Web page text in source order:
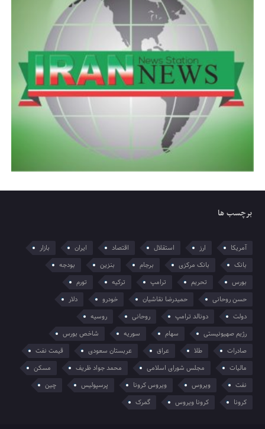
برچسب ها
آمریکا ارز استقلال اقتصاد ایران
بازار
بانک
بانک مرکزی برجام بنزین
بودجه
بورس
تحریم ترامپ ترکیه
تورم
حسن روحانی
حمیدرضا نقاشیان خودرو
دلار
دولت
دونالد ترامپ روحانی
روسیه
رژیم صهیونیستی
سهام سوریه
شاخص بورس
صادرات
طلا عراق عربستان سعودی
قیمت نفت
مالیات
مجلس شورای اسلامی محمد جواد ظریف
مسکن
نفت
ویروس ویروس کرونا پرسپولیس
چین
کرونا
کرونا ویروس گمرک